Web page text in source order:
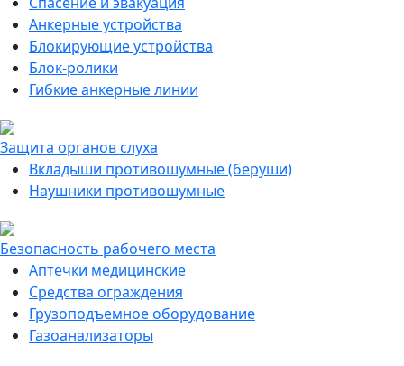
Анкерные устройства
Блокирующие устройства
Блок-ролики
Гибкие анкерные линии
Защита органов слуха
Вкладыши противошумные (беруши)
Наушники противошумные
Безопасность рабочего места
Аптечки медицинские
Средства ограждения
Грузоподъемное оборудование
Газоанализаторы